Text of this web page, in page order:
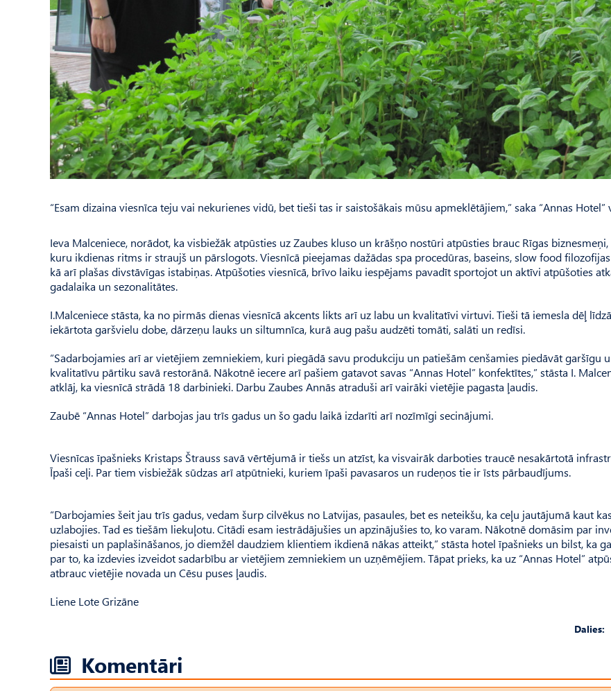
“Esam dizaina viesnīca teju vai nekurienes vidū, bet tieši tas ir saistošākais mūsu apmeklētājiem,” saka “Annas Hotel”
Ieva Malceniece, norādot, ka visbiežāk atpūsties uz Zaubes kluso un krāšņo nostūri atpūsties brauc Rīgas
kuru ikdienas ritms ir straujš un pārslogots. Viesnīcā pieejamas dažādas spa procedūras, baseins, slow food
kā arī plašas divstāvīgas istabiņas. Atpūšoties viesnīcā, brīvo laiku iespējams pavadīt sportojot un aktīvi atpūšoties
gadalaika un sezonalitātes.
I.Malceniece stāsta, ka no pirmās dienas viesnīcā akcents likts arī uz labu un kvalitatīvi virtuvi. Tieši tā iemesla dēļ
iekārtota garšvielu dobe, dārzeņu lauks un siltumnīca, kurā aug pašu audzēti tomāti, salāti un redīsi.
“Sadarbojamies arī ar vietējiem zemniekiem, kuri piegādā savu produkciju un patiešām cenšamies piedāvāt garšīgu
kvalitatīvu pārtiku savā restorānā. Nākotnē iecere arī pašiem gatavot savas “Annas Hotel” konfektītes,” stāsta I.
atklāj, ka viesnīcā strādā 18 darbinieki. Darbu Zaubes Annās atraduši arī vairāki vietējie pagasta ļaudis.
Zaubē “Annas Hotel” darbojas jau trīs gadus un šo gadu laikā izdarīti arī nozīmīgi secinājumi.
Viesnīcas īpašnieks Kristaps Štrauss savā vērtējumā ir tiešs un atzīst, ka visvairāk darboties traucē nesakārtotā
Īpaši ceļi. Par tiem visbiežāk sūdzas arī atpūtnieki, kuriem īpaši pavasaros un rudeņos tie ir īsts pārbaudījums.
“Darbojamies šeit jau trīs gadus, vedam šurp cilvēkus no Latvijas, pasaules, bet es neteikšu, ka ceļu jautājumā kaut
uzlabojies. Tad es tiešām liekuļotu. Citādi esam iestrādājušies un apzinājušies to, ko varam. Nākotnē domāsim par
piesaisti un paplašināšanos, jo diemžēl daudziem klientiem ikdienā nākas atteikt,” stāsta hotel īpašnieks un bilst, ka
par to, ka izdevies izveidot sadarbību ar vietējiem zemniekiem un uzņēmējiem. Tāpat prieks, ka uz “Annas Hotel”
atbrauc vietējie novada un Cēsu puses ļaudis.
Liene Lote Grizāne
Dalies:
Komentāri